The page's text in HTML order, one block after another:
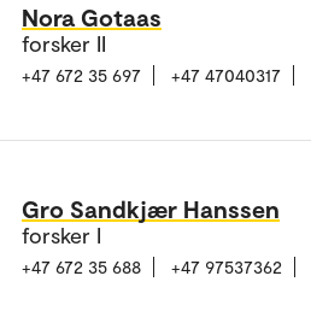
Nora Gotaas
forsker II
+47 672 35 697 +47 47040317
Gro Sandkjær Hanssen
forsker I
+47 672 35 688 +47 97537362